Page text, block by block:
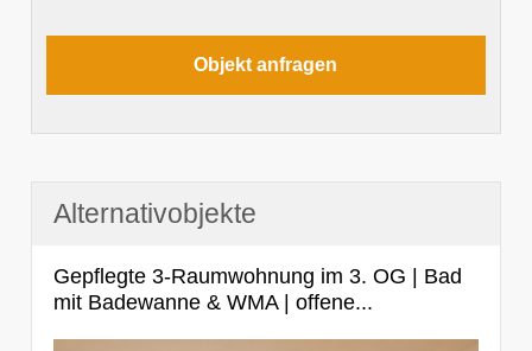
Alternativobjekte
Gepflegte 3-Raumwohnung im 3. OG | Bad
mit Badewanne & WMA | offene...